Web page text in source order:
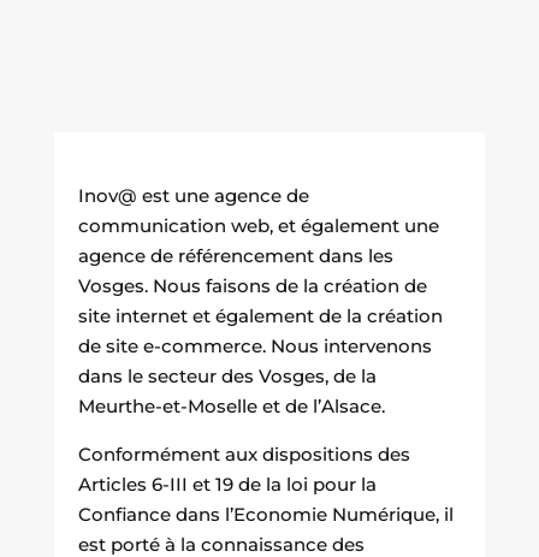
Inov@ est une agence de
communication web, et également une
agence de référencement dans les
Vosges. Nous faisons de la création de
site internet et également de la création
de site e-commerce. Nous intervenons
dans le secteur des Vosges, de la
Meurthe-et-Moselle et de l’Alsace.
Conformément aux dispositions des
Articles 6-III et 19 de la loi pour la
Confiance dans l’Economie Numérique, il
est porté à la connaissance des